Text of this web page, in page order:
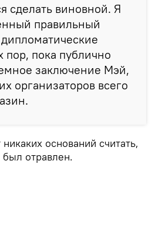
сделать виновной. Я
правильный
пор, пока публично
заключение Мэй,
организаторов всего
оснований считать,
отравлен.